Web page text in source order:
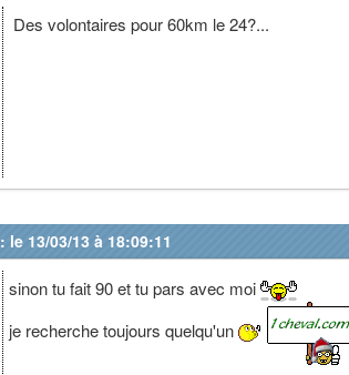
Des volontaires pour 60km le 24?...
: le 13/03/13 à 18:09:11
sinon tu fait 90 et tu pars avec moi
je recherche toujours quelqu'un